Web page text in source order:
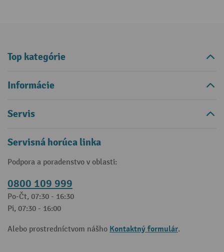
Top kategórie
Informácie
Servis
Servisná horúca linka
Podpora a poradenstvo v oblasti:
0800 109 999
Po-Čt, 07:30 - 16:30
Pi, 07:30 - 16:00
Alebo prostredníctvom nášho Kontaktný formulár.